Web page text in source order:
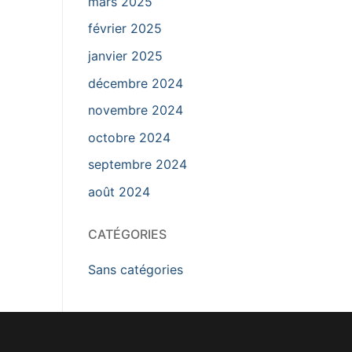
février 2025
janvier 2025
décembre 2024
novembre 2024
octobre 2024
septembre 2024
août 2024
CATÉGORIES
Sans catégories